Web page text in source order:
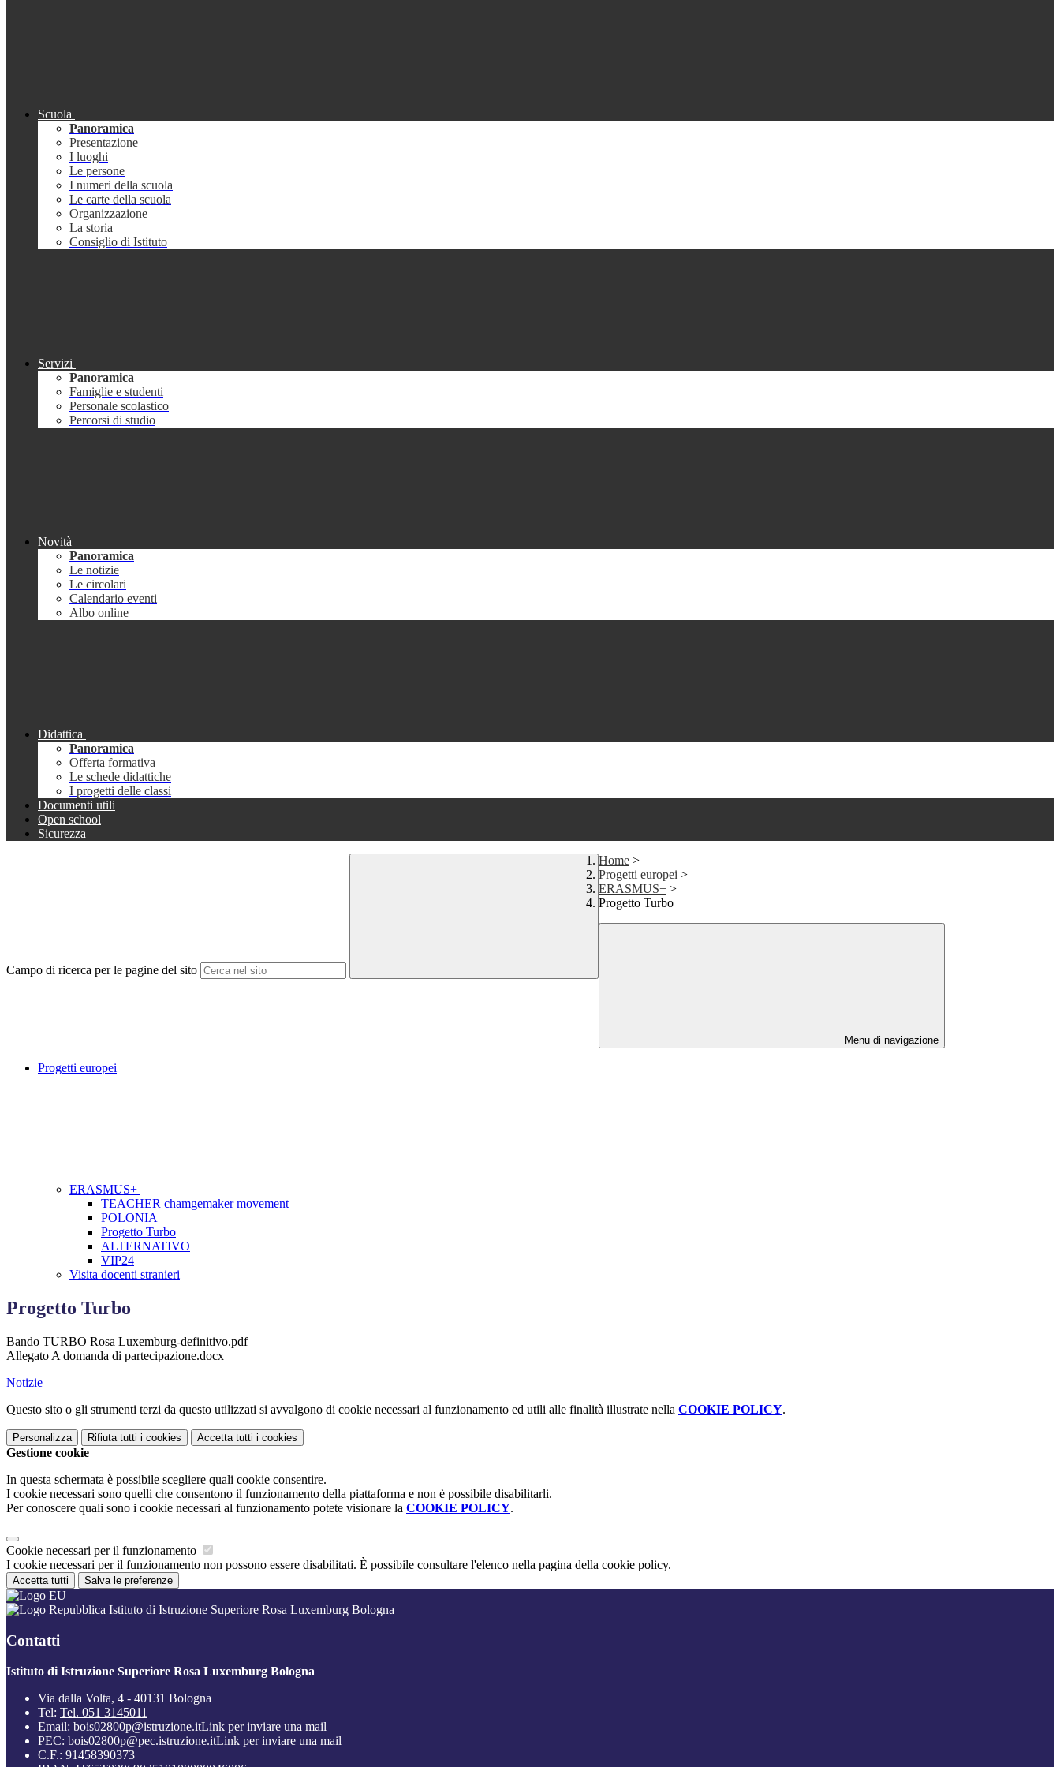
Scuola
Panoramica
Presentazione
I luoghi
Le persone
I numeri della scuola
Le carte della scuola
Organizzazione
La storia
Consiglio di Istituto
Servizi
Panoramica
Famiglie e studenti
Personale scolastico
Percorsi di studio
Novità
Panoramica
Le notizie
Le circolari
Calendario eventi
Albo online
Didattica
Panoramica
Offerta formativa
Le schede didattiche
I progetti delle classi
Documenti utili
Open school
Sicurezza
Campo di ricerca per le pagine del sito
Home >
Progetti europei >
ERASMUS+ >
Progetto Turbo
Menu di navigazione
Progetti europei
ERASMUS+
TEACHER chamgemaker movement
POLONIA
Progetto Turbo
ALTERNATIVO
VIP24
Visita docenti stranieri
Progetto Turbo
Bando TURBO Rosa Luxemburg-definitivo.pdf
Allegato A domanda di partecipazione.docx
Notizie
Questo sito o gli strumenti terzi da questo utilizzati si avvalgono di cookie necessari al funzionamento ed utili alle finalità illustrate nella COOKIE POLICY.
Personalizza Rifiuta tutti i cookies Accetta tutti i cookies
Gestione cookie
In questa schermata è possibile scegliere quali cookie consentire.
I cookie necessari sono quelli che consentono il funzionamento della piattaforma e non è possibile disabilitarli.
Per conoscere quali sono i cookie necessari al funzionamento potete visionare la COOKIE POLICY.
Cookie necessari per il funzionamento
I cookie necessari per il funzionamento non possono essere disabilitati. È possibile consultare l'elenco nella pagina della cookie policy.
Accetta tutti Salva le preferenze
Istituto di Istruzione Superiore Rosa Luxemburg Bologna
Contatti
Istituto di Istruzione Superiore Rosa Luxemburg Bologna
Via dalla Volta, 4 - 40131 Bologna
Tel: Tel. 051 3145011
Email: bois02800p@istruzione.itLink per inviare una mail
PEC: bois02800p@pec.istruzione.itLink per inviare una mail
C.F.: 91458390373